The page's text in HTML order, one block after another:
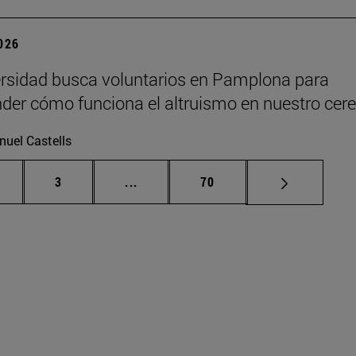
busca voluntarios en Pamplona para
cómo funciona el altruismo en nuestro
Castells
Página
3 ... Páginas intermedias Use TAB para
Página
70